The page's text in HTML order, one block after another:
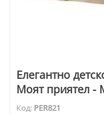
Елегантно
Моят приятел -
Код: PER821